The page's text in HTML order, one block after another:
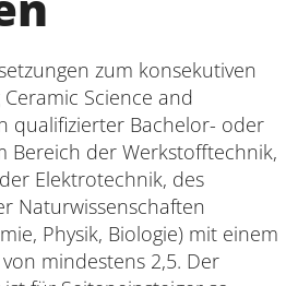
zum konsekutiven
Science and
qualifizierter Bachelor- oder
Bereich der Werkstofftechnik,
Elektrotechnik, des
Naturwissenschaften
Physik, Biologie) mit einem
mindestens 2,5. Der